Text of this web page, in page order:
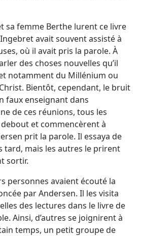
sa femme Berthe lurent ce livre
avait souvent assisté à
où il avait pris la parole. À
des choses nouvelles qu’il
notamment du Millénium ou
Bientôt, cependant, le bruit
faux enseignant dans
de ces réunions, tous les
et commencèrent à
prit la parole. Il essaya de
tard, mais les autres le prirent
sortir.
personnes avaient écouté la
par Andersen. Il les visita
des lectures dans le livre de
Ainsi, d’autres se joignirent à
temps, un petit groupe de